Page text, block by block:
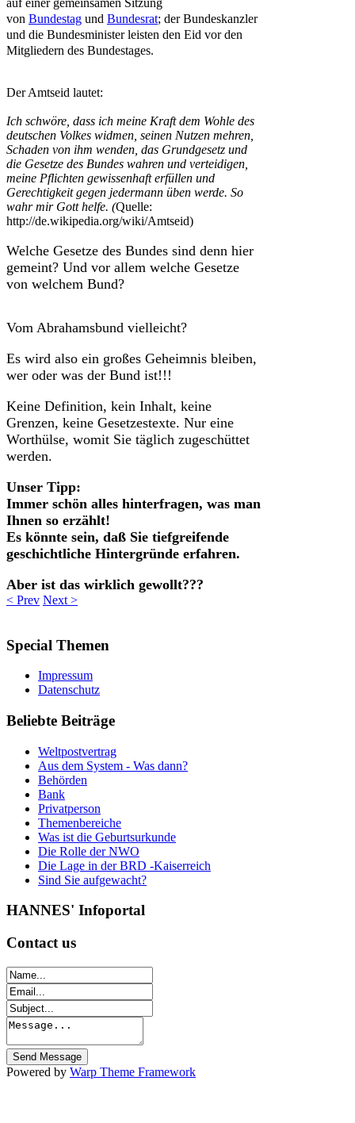
von Bundestag und Bundesrat; der Bundeskanzler
und die Bundesminister leisten den Eid vor den
Mitgliedern des Bundestages.
Der Amtseid lautet:
Ich schwöre, dass ich meine Kraft dem Wohle des
deutschen Volkes widmen, seinen Nutzen mehren,
Schaden von ihm wenden, das Grundgesetz und
die Gesetze des Bundes wahren und verteidigen,
meine Pflichten gewissenhaft erfüllen und
Gerechtigkeit gegen jedermann üben werde. So
wahr mir Gott helfe. (Quelle:
http://de.wikipedia.org/wiki/Amtseid)
Welche Gesetze des Bundes sind denn hier
gemeint? Und vor allem welche Gesetze
von welchem Bund?
Vom Abrahamsbund vielleicht?
Es wird also ein großes Geheimnis bleiben,
wer oder was der Bund ist!!!
Keine Definition, kein Inhalt, keine
Grenzen, keine Gesetzestexte. Nur eine
Worthülse, womit Sie täglich zugeschüttet
werden.
Unser Tipp:
Immer schön alles hinterfragen, was man
Ihnen so erzählt!
Es könnte sein, daß Sie tiefgreifende
geschichtliche Hintergründe erfahren.
Aber ist das wirklich gewollt???
< Prev Next >
Special Themen
Impressum
Datenschutz
Beliebte Beiträge
Weltpostvertrag
Aus dem System - Was dann?
Behörden
Bank
Privatperson
Themenbereiche
Was ist die Geburtsurkunde
Die Rolle der NWO
Die Lage in der BRD -Kaiserreich
Sind Sie aufgewacht?
HANNES' Infoportal
Contact us
Powered by Warp Theme Framework